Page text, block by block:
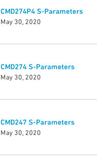
CMD274P4 S-Parameters
May 30, 2020
CMD274 S-Parameters
May 30, 2020
CMD247 S-Parameters
May 30, 2020